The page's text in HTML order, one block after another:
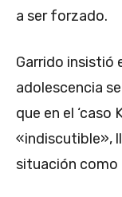
a ser forzado.
Garrido insistió
adolescencia
que en el ‘caso
«indiscutible»,
situación como